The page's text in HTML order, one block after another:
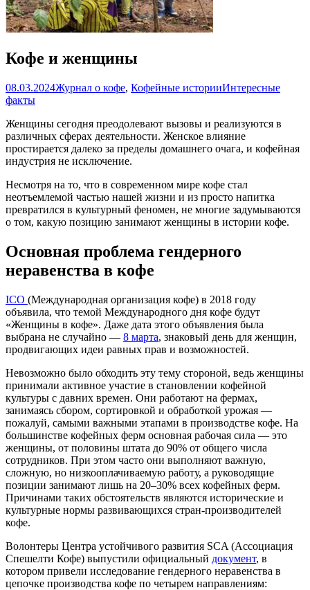
Кофе и женщины
08.03.2024Журнал о кофе, Кофейные историиИнтересные
факты
Женщины сегодня преодолевают вызовы и реализуются в
различных сферах деятельности. Женское влияние
простирается далеко за пределы домашнего очага, и кофейная
индустрия не исключение.
Несмотря на то, что в современном мире кофе стал
неотъемлемой частью нашей жизни и из просто напитка
превратился в культурный феномен, не многие задумываются
о том, какую позицию занимают женщины в истории кофе.
Основная проблема гендерного
неравенства в кофе
ICO (Международная организация кофе) в 2018 году
объявила, что темой Международного дня кофе будут
«Женщины в кофе». Даже дата этого объявления была
выбрана не случайно — 8 марта, знаковый день для женщин,
продвигающих идеи равных прав и возможностей.
Невозможно было обходить эту тему стороной, ведь женщины
принимали активное участие в становлении кофейной
культуры с давних времен. Они работают на фермах,
занимаясь сбором, сортировкой и обработкой урожая —
пожалуй, самыми важными этапами в производстве кофе. На
большинстве кофейных ферм основная рабочая сила — это
женщины, от половины штата до 90% от общего числа
сотрудников. При этом часто они выполняют важную,
сложную, но низкооплачиваемую работу, а руководящие
позиции занимают лишь на 20–30% всех кофейных ферм.
Причинами таких обстоятельств являются исторические и
культурные нормы развивающихся стран-производителей
кофе.
Волонтеры Центра устойчивого развития SCA (Ассоциация
Спешелти Кофе) выпустили официальный документ, в
котором привели исследование гендерного неравенства в
цепочке производства кофе по четырем направлениям: